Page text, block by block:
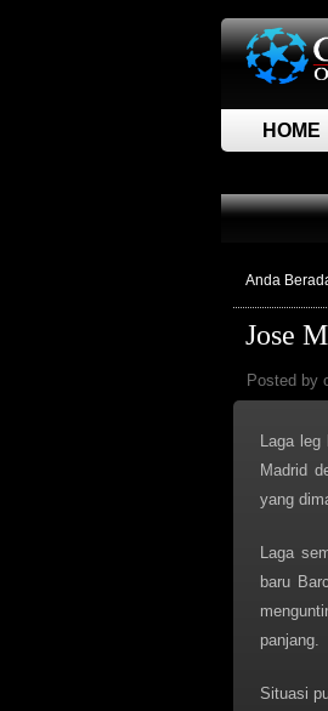
HOME
Anda
Jose
Posted by
Laga
Madrid
yang
Laga
baru
panjang.
Situasi